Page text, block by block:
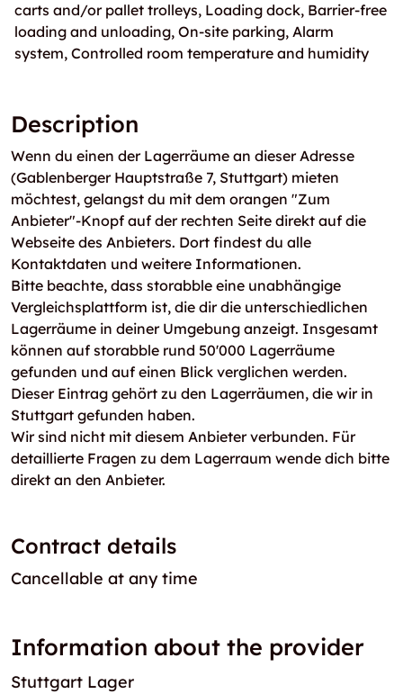
carts and/or pallet trolleys, Loading dock, Barrier-free
loading and unloading, On-site parking, Alarm
system, Controlled room temperature and humidity
Description
Wenn du einen der Lagerräume an dieser Adresse
(Gablenberger Hauptstraße 7, Stuttgart) mieten
möchtest, gelangst du mit dem orangen "Zum
Anbieter"-Knopf auf der rechten Seite direkt auf die
Webseite des Anbieters. Dort findest du alle
Kontaktdaten und weitere Informationen.
Bitte beachte, dass storabble eine unabhängige
Vergleichsplattform ist, die dir die unterschiedlichen
Lagerräume in deiner Umgebung anzeigt. Insgesamt
können auf storabble rund 50'000 Lagerräume
gefunden und auf einen Blick verglichen werden.
Dieser Eintrag gehört zu den Lagerräumen, die wir in
Stuttgart gefunden haben.
Wir sind nicht mit diesem Anbieter verbunden. Für
detaillierte Fragen zu dem Lagerraum wende dich bitte
direkt an den Anbieter.
Contract details
Cancellable at any time
Information about the provider
Stuttgart Lager